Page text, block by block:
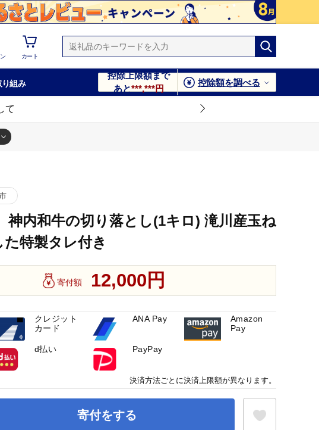
カート
り組み
控除上限額まで
あと***,***円
控除額を調べる
て
神内和牛の切り落とし(1キロ) 滝川産玉ね
た特製タレ付き
寄付額 12,000円
寄付をする
クレジット
カード
ANA Pay
Amazon
Pay
d払い PayPay
決済方法ごとに決済上限額が異なります。